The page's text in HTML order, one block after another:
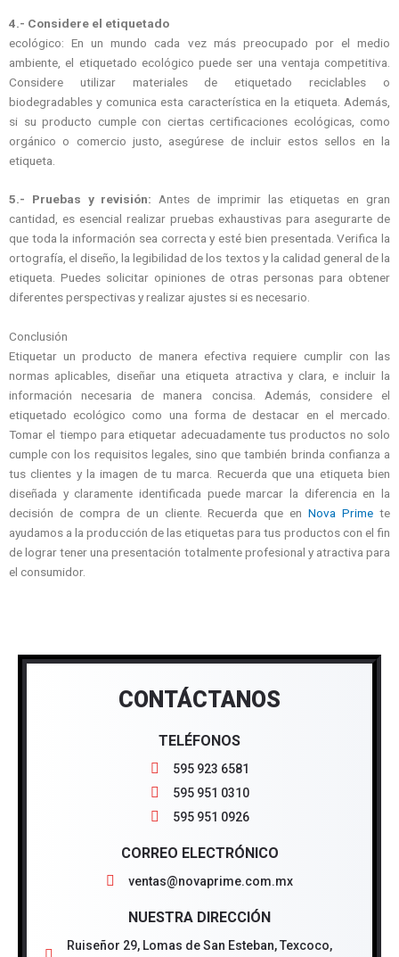
4.- Considere el etiquetado
ecológico: En un mundo cada vez más preocupado por el medio
ambiente, el etiquetado ecológico puede ser una ventaja competitiva.
Considere utilizar materiales de etiquetado reciclables o
biodegradables y comunica esta característica en la etiqueta. Además,
si su producto cumple con ciertas certificaciones ecológicas, como
orgánico o comercio justo, asegúrese de incluir estos sellos en la
etiqueta.
5.- Pruebas y revisión: Antes de imprimir las etiquetas en gran
cantidad, es esencial realizar pruebas exhaustivas para asegurarte de
que toda la información sea correcta y esté bien presentada. Verifica la
ortografía, el diseño, la legibilidad de los textos y la calidad general de la
etiqueta. Puedes solicitar opiniones de otras personas para obtener
diferentes perspectivas y realizar ajustes si es necesario.
Conclusión
Etiquetar un producto de manera efectiva requiere cumplir con las
normas aplicables, diseñar una etiqueta atractiva y clara, e incluir la
información necesaria de manera concisa. Además, considere el
etiquetado ecológico como una forma de destacar en el mercado.
Tomar el tiempo para etiquetar adecuadamente tus productos no solo
cumple con los requisitos legales, sino que también brinda confianza a
tus clientes y la imagen de tu marca. Recuerda que una etiqueta bien
diseñada y claramente identificada puede marcar la diferencia en la
decisión de compra de un cliente. Recuerda que enNova Prime te
ayudamos a la producción de las etiquetas para tus productos con el fin
de lograr tener una presentación totalmente profesional y atractiva para
el consumidor.
CONTÁCTANOS
TELÉFONOS
595 923 6581
595 951 0310
595 951 0926
CORREO ELECTRÓNICO
ventas@novaprime.com.mx
NUESTRA DIRECCIÓN
Ruiseñor 29, Lomas de San Esteban, Texcoco,